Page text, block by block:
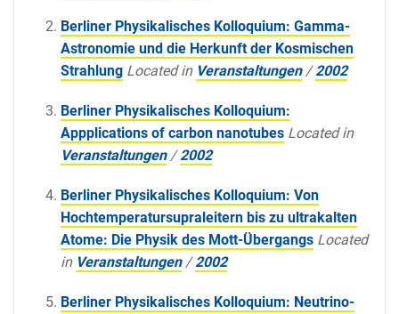
Berliner Physikalisches Kolloquium: Gamma-
Astronomie und die Herkunft der Kosmischen
Strahlung Located in Veranstaltungen /2002
Berliner Physikalisches Kolloquium:
Appplications of carbon nanotubes Located in
Veranstaltungen /2002
Berliner Physikalisches Kolloquium: Von
Hochtemperatursupraleitern bis zu ultrakalten
Atome: Die Physik des Mott-Übergangs Located
in Veranstaltungen /2002
Berliner Physikalisches Kolloquium: Neutrino-